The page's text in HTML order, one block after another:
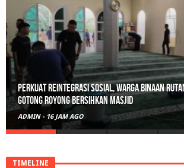
Perkuat Reintegrasi Sosial, Warga Binaan
Gotong Royong Bersihkan Masjid
ADMIN - 16 JAM AGO
TIMELINE